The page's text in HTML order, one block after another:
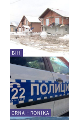
BIH
CRNA HRONIKA